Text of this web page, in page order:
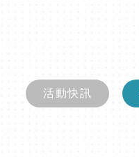
活動快訊